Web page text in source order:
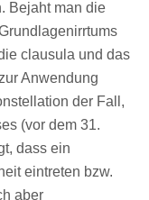
Bejaht man die
clausula und das
Anwendung
der Fall,
(vor dem 31.
dass ein
eintreten bzw.
aber